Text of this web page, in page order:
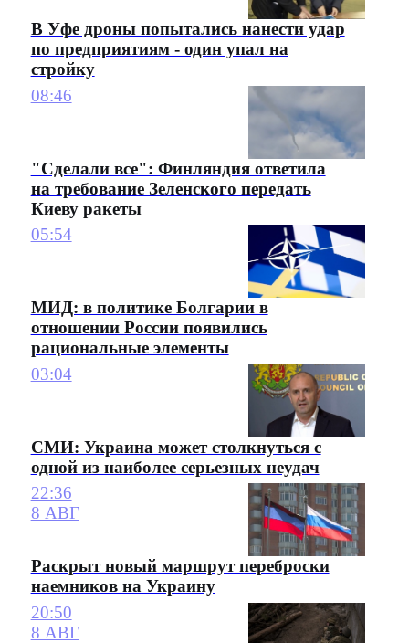
В Уфе дроны попытались нанести удар
по предприятиям - один упал на
стройку
08:46
"Сделали все": Финляндия ответила
на требование Зеленского передать
Киеву ракеты
05:54
МИД: в политике Болгарии в
отношении России появились
рациональные элементы
03:04
СМИ: Украина может столкнуться с
одной из наиболее серьезных неудач
22:36
8 АВГ
Раскрыт новый маршрут переброски
наемников на Украину
20:50
8 АВГ